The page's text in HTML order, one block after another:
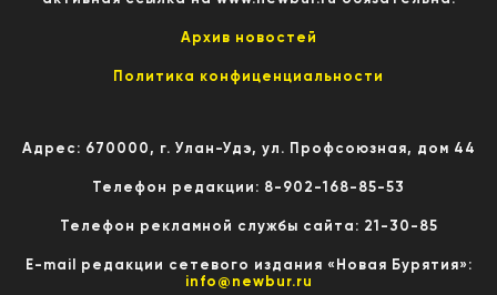
Архив новостей
Политика конфиценциальности
Адрес: 670000, г. Улан-Удэ, ул. Профсоюзная, дом 44
Телефон редакции: 8-902-168-85-53
Телефон рекламной службы сайта: 21-30-85
E-mail редакции сетевого издания «Новая Бурятия»:
info@newbur.ru